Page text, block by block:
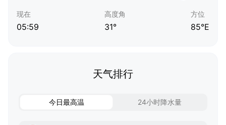
现在
05:59
高度角
31°
方位
85°E
天气排行
今日最高温 24小时降水量